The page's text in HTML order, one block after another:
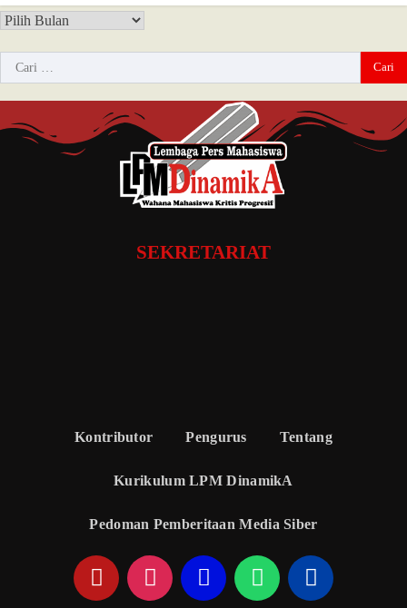
SEKRETARIAT
Kontributor Pengurus Tentang
Kurikulum LPM DinamikA
Pedoman Pemberitaan Media Siber